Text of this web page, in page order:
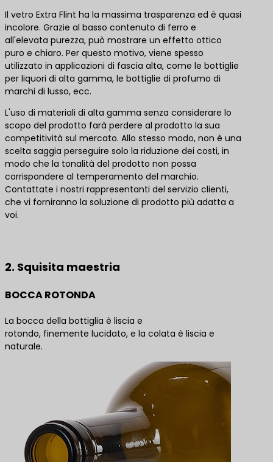
Il vetro Extra Flint ha la massima trasparenza ed è quasi
incolore. Grazie al basso contenuto di ferro e
all'elevata purezza, può mostrare un effetto ottico
puro e chiaro. Per questo motivo, viene spesso
utilizzato in applicazioni di fascia alta, come le bottiglie
per liquori di alta gamma, le bottiglie di profumo di
marchi di lusso, ecc.
L'uso di materiali di alta gamma senza considerare lo
scopo del prodotto farà perdere al prodotto la sua
competitività sul mercato. Allo stesso modo, non è una
scelta saggia perseguire solo la riduzione dei costi, in
modo che la tonalità del prodotto non possa
corrispondere al temperamento del marchio.
Contattate i nostri rappresentanti del servizio clienti,
che vi forniranno la soluzione di prodotto più adatta a
voi.
2. Squisita maestria
BOCCA ROTONDA
La bocca della bottiglia è liscia e
rotondo, finemente lucidato, e la colata è liscia e
naturale.